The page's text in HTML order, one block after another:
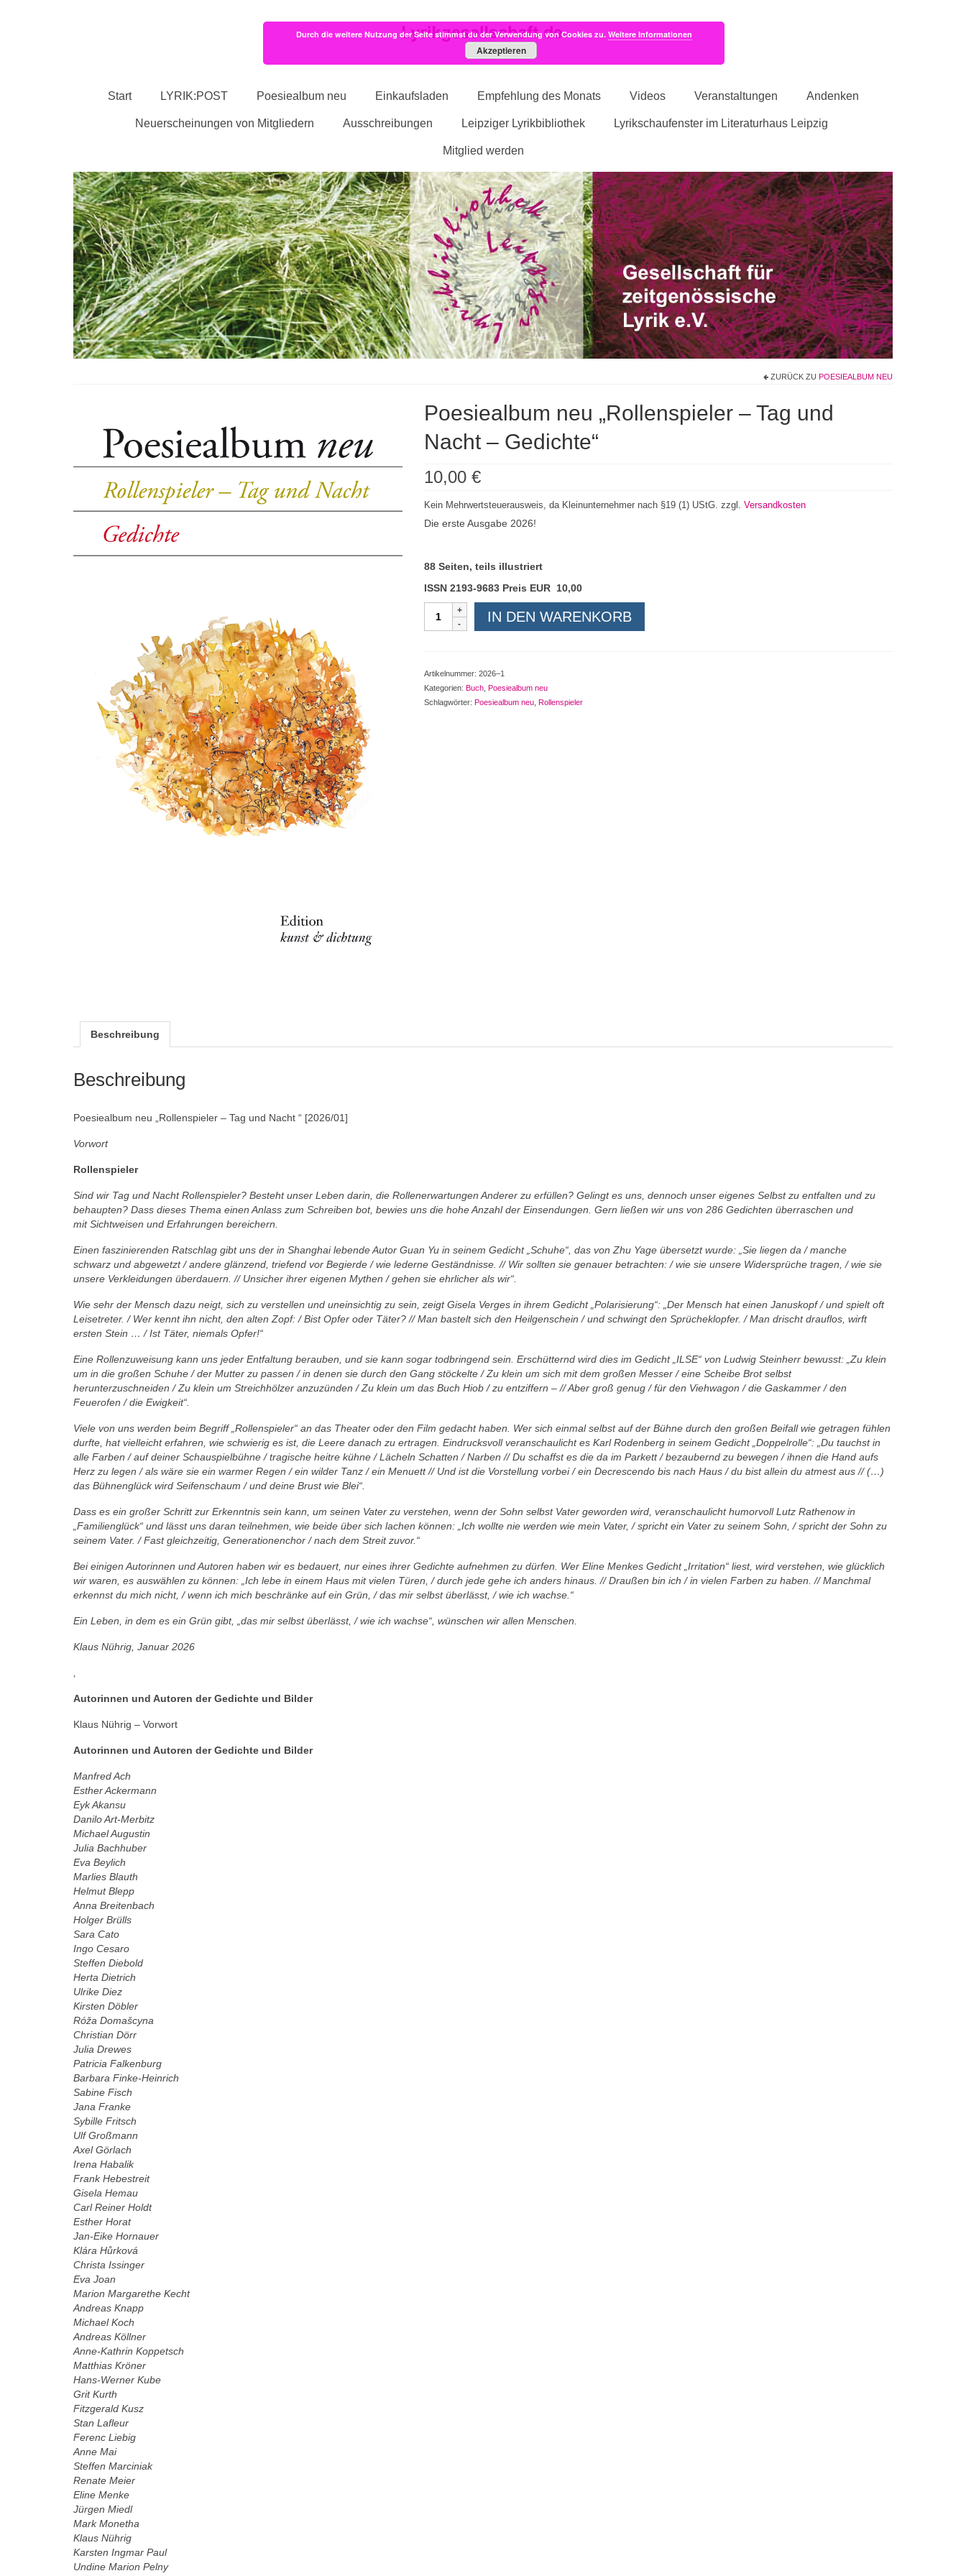
Start LYRIK:POST Poesiealbum neu Einkaufsladen Empfehlung des Monats Videos Veranstaltungen Andenken
Neuerscheinungen von Mitgliedern Ausschreibungen Leipziger Lyrikbibliothek Lyrikschaufenster im Literaturhaus Leipzig
Mitglied werden
ZURÜCK ZU POESIEALBUM NEU
Poesiealbum neu „Rollenspieler – Tag und
Nacht – Gedichte“
10,00 €
Kein Mehrwertsteuerausweis, da Kleinunternehmer nach §19 (1) UStG. zzgl. Versandkosten
Die erste Ausgabe 2026!
88 Seiten, teils illustriert
ISSN 2193-9683 Preis EUR10,00
Poesiealbum
neu
Nacht
IN DEN WARENKORB
Artikelnummer: 2026–1
Kategorien: Buch, Poesiealbum neu
Schlagwörter: Poesiealbum neu, Rollenspieler
Beschreibung
Beschreibung
Poesiealbum neu „Rollenspieler – Tag und Nacht “ [2026/01]
Vorwort
Rollenspieler
Sind wir Tag und Nacht Rollenspieler? Besteht unser Leben darin, die Rollenerwartungen Anderer zu erfüllen? Gelingtes uns, dennoch unser eigenes Selbst zu entfalten und zu
behaupten? Dass dieses Thema einen Anlass zum Schreiben bot, bewies uns die hohe Anzahl der Einsendungen. Gern ließen wir uns von 286 Gedichten überraschen und
mitSichtweisen und Erfahrungen bereichern.
Einen faszinierenden Ratschlag gibt uns der in Shanghai lebendeAutor Guan Yu in seinem Gedicht „Schuhe“, das von Zhu Yage übersetzt wurde: „Sie liegen da / manche
schwarz und abgewetzt / andere glänzend, triefend vor Begierde / wie lederne Geständnisse. // Wir sollten sie genauer betrachten: / wie sie unsere Widersprüche tragen, / wie sie
unsere Verkleidungen überdauern. // Unsicher ihrer eigenen Mythen /gehen sie ehrlicher als wir“.
Wie sehr der Mensch dazu neigt, sich zu verstellen und uneinsichtig zu sein, zeigt Gisela Verges in ihrem Gedicht „Polarisierung“: „Der Mensch hat einen Januskopf / und spieltoft
Leisetreter. / Wer kennt ihn nicht, den alten Zopf: / BistOpfer oder Täter? // Man bastelt sich den Heilgenschein /und schwingt den Sprücheklopfer. / Man drischt drauflos, wirft
ersten Stein … / Ist Täter, niemals Opfer!“
Eine Rollenzuweisung kann uns jeder Entfaltung berauben, und sie kann sogar todbringend sein. Erschütternd wird dies im Gedicht „ILSE“ von Ludwig Steinherr bewusst: „Zu klein
um in die großen Schuhe / der Mutter zu passen /in denen sie durch den Gang stöckelte / Zu klein um sich mitdem großen Messer / eine Scheibe Brot selbst
herunterzuschneiden / Zu klein um Streichhölzer anzuzünden / Zu klein um das Buch Hiob / zu entziffern – // Aber groß genug /für den Viehwagon / die Gaskammer / den
Feuerofen / die Ewigkeit“.
Viele von uns werden beim Begriff „Rollenspieler“ an das Theater oder den Film gedacht haben. Wer sich einmalselbst auf der Bühne durch den großen Beifall wie getragen fühlen
durfte, hat vielleicht erfahren, wie schwierig es ist, die Leere danach zu ertragen. Eindrucksvoll veranschaulichtes Karl Rodenberg in seinem Gedicht „Doppelrolle“: „Du tauchst in
alle Farben / auf deiner Schauspielbühne / tragische heitre kühne / Lächeln Schatten / Narben // Du schaffst es die da im Parkett /bezaubernd zu bewegen / ihnen die Hand aufs
Herz zu legen / als wäre sie ein warmer Regen / ein wilder Tanz /ein Menuett // Und ist die Vorstellung vorbei / ein Decrescendo bis nach Haus / du bist allein du atmest aus // (…)
das Bühnenglück wird Seifenschaum / und deine Brust wie Blei“.
Dass es ein großer Schritt zur Erkenntnis sein kann, um seinen Vater zu verstehen, wenn der Sohn selbst Vater geworden wird, veranschaulicht humorvoll Lutz Rathenowin
„Familienglück“ und lässt uns daran teilnehmen, wie beide über sich lachen können: „Ich wollte nie werden wie mein Vater, / spricht ein Vater zu seinem Sohn, /spricht der Sohn zu
seinem Vater. / Fast gleichzeitig, Generationenchor / nach dem Streit zuvor.“
Bei einigen Autorinnen und Autoren haben wir es bedauert, nur eines ihrer Gedichte aufnehmen zu dürfen. Wer Eline Menkes Gedicht „Irritation“ liest, wird verstehen, wie glücklich
wir waren, es auswählen zu können: „Ich lebe in einem Haus mit vielen Türen, / durch jede gehe ich anders hinaus. // Draußen bin ich / in vielen Farben zu haben. // Manchmal
erkennst du mich nicht, / wenn ich mich beschränke auf ein Grün, / das mir selbst überlässt, / wie ich wachse.“
Ein Leben, in dem es ein Grün gibt, „das mir selbst überlässt, / wie ich wachse“, wünschen wir allen Menschen.
Klaus Nührig, Januar 2026
Autorinnen und Autoren der Gedichte und Bilder
Klaus Nührig – Vorwort
Autorinnen und Autoren der Gedichte und Bilder
Manfred Ach
Esther Ackermann
Eyk Akansu
Danilo Art-Merbitz
Michael Augustin
Julia Bachhuber
Eva Beylich
Marlies Blauth
Helmut Blepp
Anna Breitenbach
Holger Brülls
Sara Cato
Ingo Cesaro
Steffen Diebold
Herta Dietrich
Ulrike Diez
Kirsten Döbler
Róža Domašcyna
Christian Dörr
Julia Drewes
Patricia Falkenburg
Barbara Finke-Heinrich
Sabine Fisch
Jana Franke
Sybille Fritsch
Ulf Großmann
Axel Görlach
Irena Habalik
Frank Hebestreit
Gisela Hemau
Carl Reiner Holdt
Esther Horat
Jan-Eike Hornauer
Klára Hůrková
Christa Issinger
Eva Joan
Marion Margarethe Kecht
Andreas Knapp
Michael Koch
Andreas Köllner
Anne-Kathrin Koppetsch
Matthias Kröner
Hans-Werner Kube
Grit Kurth
Fitzgerald Kusz
Stan Lafleur
Ferenc Liebig
Anne Mai
Steffen Marciniak
Renate Meier
Eline Menke
Jürgen Miedl
Mark Monetha
Klaus Nührig
Karsten Ingmar Paul
Undine Marion Pelny
Durch die weitere Nutzung der Seite stimmst du der Verwendung von Cookies zu. Weitere Informationen
Akzeptieren